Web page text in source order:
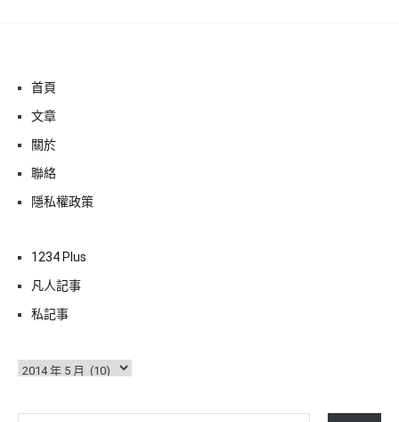
首頁
文章
關於
聯絡
隱私權政策
1234 Plus
凡人記事
私記事
彙
輸入你的電子郵件地址…